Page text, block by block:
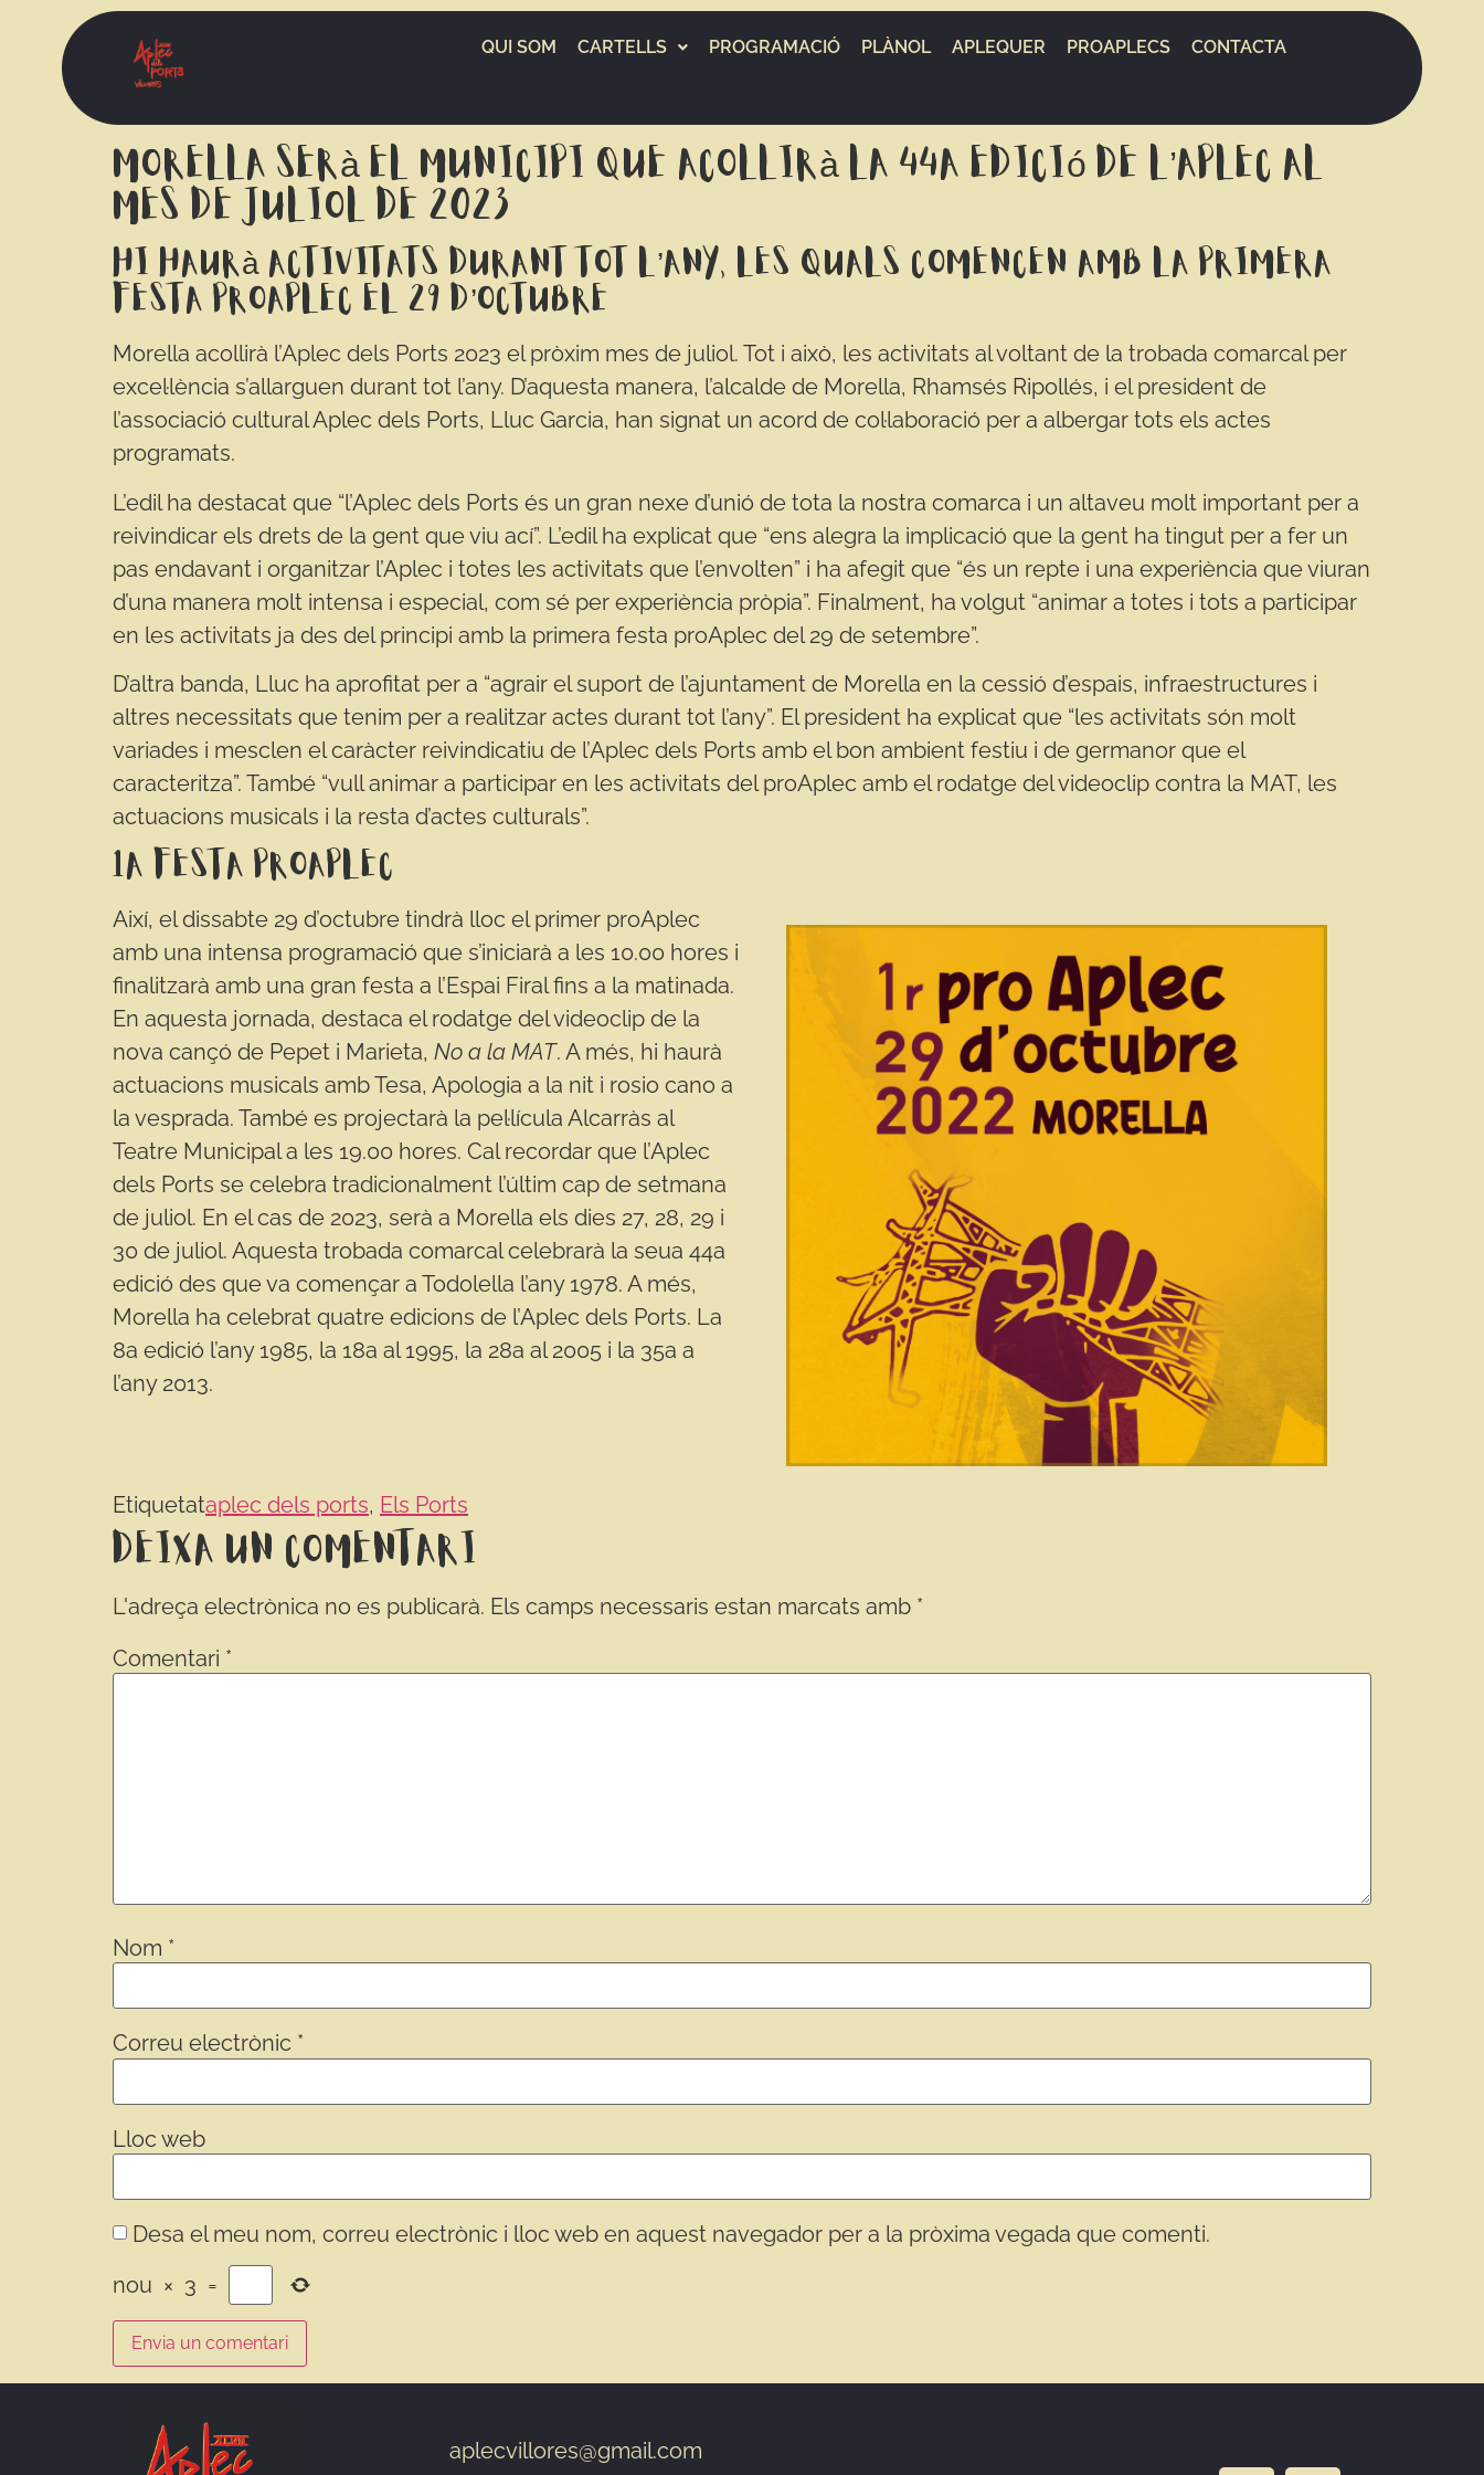
QUI SOM CARTELLS PROGRAMACIÓ PLÀNOL APLEQUER PROAPLECS CONTACTA
Morella serà el municipi que acollirà la 44a edició de l’Aplec al
mes de juliol de 2023
Hi haurà activitats durant tot l’any, les quals comencen amb la primera
festa proAplec el 29 d’octubre
Morella acollirà l’Aplec dels Ports 2023 el pròxim mes de juliol. Tot i això, les activitats al voltant de la trobada comarcal per
excel·lència s’allarguen durant tot l’any. D’aquesta manera, l’alcalde de Morella, Rhamsés Ripollés, i el president de
l’associació cultural Aplec dels Ports, Lluc Garcia, han signat un acord de col·laboració per a albergar tots els actes
programats.
L’edil ha destacat que “l’Aplec dels Ports és un gran nexe d’unió de tota la nostra comarca i un altaveu molt important per a
reivindicar els drets de la gent que viu ací”. L’edil ha explicat que “ens alegra la implicació que la gent ha tingut per a fer un
pas endavant i organitzar l’Aplec i totes les activitats que l’envolten” i ha afegit que “és un repte i una experiència que viuran
d’una manera molt intensa i especial, com sé per experiència pròpia”. Finalment, ha volgut “animar a totes i tots a participar
en les activitats ja des del principi amb la primera festa proAplec del 29 de setembre”.
D’altra banda, Lluc ha aprofitat per a “agrair el suport de l’ajuntament de Morella en la cessió d’espais, infraestructures i
altres necessitats que tenim per a realitzar actes durant tot l’any”. El president ha explicat que “les activitats són molt
variades i mesclen el caràcter reivindicatiu de l’Aplec dels Ports amb el bon ambient festiu i de germanor que el
caracteritza”. També “vull animar a participar en les activitats del proAplec amb el rodatge del videoclip contra la MAT, les
actuacions musicals i la resta d’actes culturals”.
1a festa proAplec
Així, el dissabte 29 d’octubre tindrà lloc el primer proAplec
amb una intensa programació que s’iniciarà a les 10.00 hores i
finalitzarà amb una gran festa a l’Espai Firal fins a la matinada.
En aquesta jornada, destaca el rodatge del videoclip de la
nova cançó de Pepet i Marieta, No a la MAT. A més, hi haurà
actuacions musicals amb Tesa, Apologia a la nit i rosio cano a
la vesprada. També es projectarà la pel·lícula Alcarràs al
Teatre Municipal a les 19.00 hores. Cal recordar que l’Aplec
dels Ports se celebra tradicionalment l’últim cap de setmana
de juliol. En el cas de 2023, serà a Morella els dies 27, 28, 29 i
30 de juliol. Aquesta trobada comarcal celebrarà la seua 44a
edició des que va començar a Todolella l’any 1978. A més,
Morella ha celebrat quatre edicions de l’Aplec dels Ports. La
8a edició l’any 1985, la 18a al 1995, la 28a al 2005 i la 35a a
l’any 2013.
Etiquetataplec dels ports, Els Ports
Deixa un comentari
L'adreça electrònica no es publicarà. Els camps necessaris estan marcats amb *
Comentari *
Nom *
Correu electrònic *
Lloc web
Desa el meu nom, correu electrònic i lloc web en aquest navegador per a la pròxima vegada que comenti.
nou × 3 =
aplecvillores@gmail.com